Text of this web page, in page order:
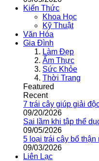
Kiến Thức
Khoa Học
Kỹ Thuật
Văn Hóa
Gia Đình
Làm Đẹp
Ẩm Thực
Sức Khỏe
Thời Trang
Featured
Recent
7 trái cây giúp giải
09/20/2026
Sai lầm khi tập thể
09/05/2026
5 loại trái cây bổ
09/03/2026
Liên Lạc